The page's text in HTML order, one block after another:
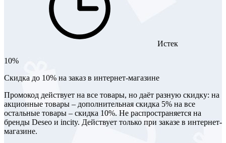
Истек
10%
Скидка до 10% на заказ в интернет-магазине
Промокод действует на все товары, но даёт разную скидку: на
акционные товары – дополнительная скидка 5% на все
остальные товары – скидка 10%. Не распространяется на
бренды Deseo и incity. Действует только при заказе в интернет-
магазине.